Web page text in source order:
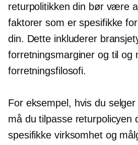
returpolitikken din bør være
faktorer som er spesifikke
din. Dette inkluderer
forretningsmarginer og til og
forretningsfilosofi.
For eksempel, hvis du
må du tilpasse returpolicyen
spesifikke virksomhet og